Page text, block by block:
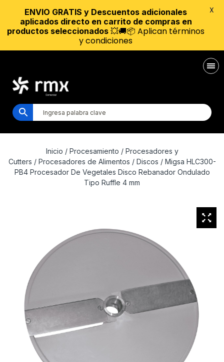
Inicio / Procesamiento / Procesadores y
Cutters / Procesadores de Alimentos / Discos / Migsa HLC300-
PB4 Procesador De Vegetales Disco Rebanador Ondulado
Tipo Ruffle 4 mm
ENVIO GRATIS y Descuentos adicionales
aplicados directo en carrito de compras en
productos seleccionados 💥🚚📦 Aplican términos
y condiciones
X